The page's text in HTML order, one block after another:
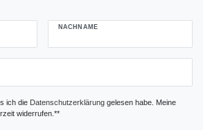
NACHNAME
ich die Daten­schutz­erklärunggelesen habe. Meine
widerrufen.**